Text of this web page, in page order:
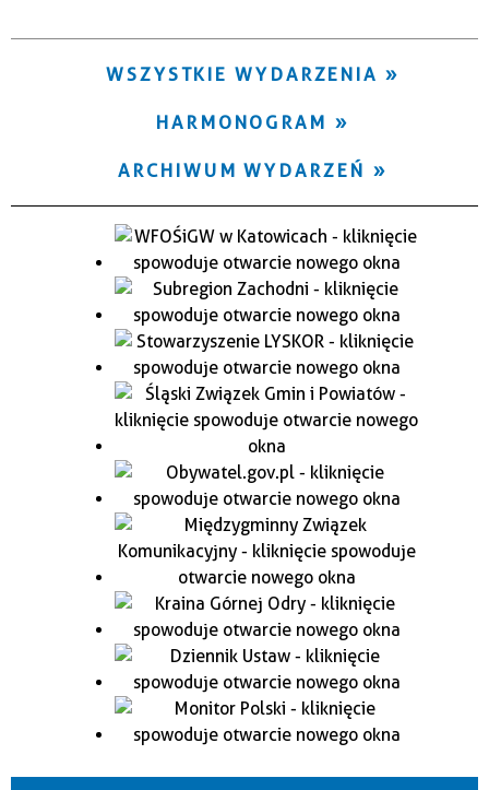
WSZYSTKIE WYDARZENIA
HARMONOGRAM
ARCHIWUM WYDARZEŃ